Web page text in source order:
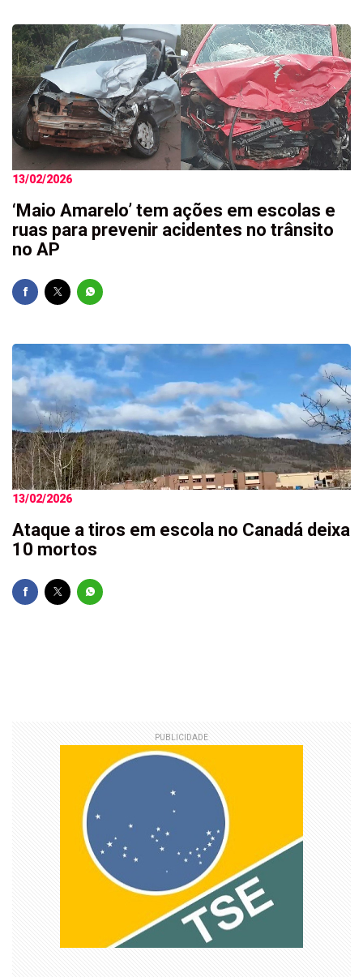
13/02/2026
‘Maio Amarelo’ tem ações em escolas e
ruas para prevenir acidentes no trânsito
no AP
13/02/2026
Ataque a tiros em escola no Canadá deixa
10 mortos
PUBLICIDADE